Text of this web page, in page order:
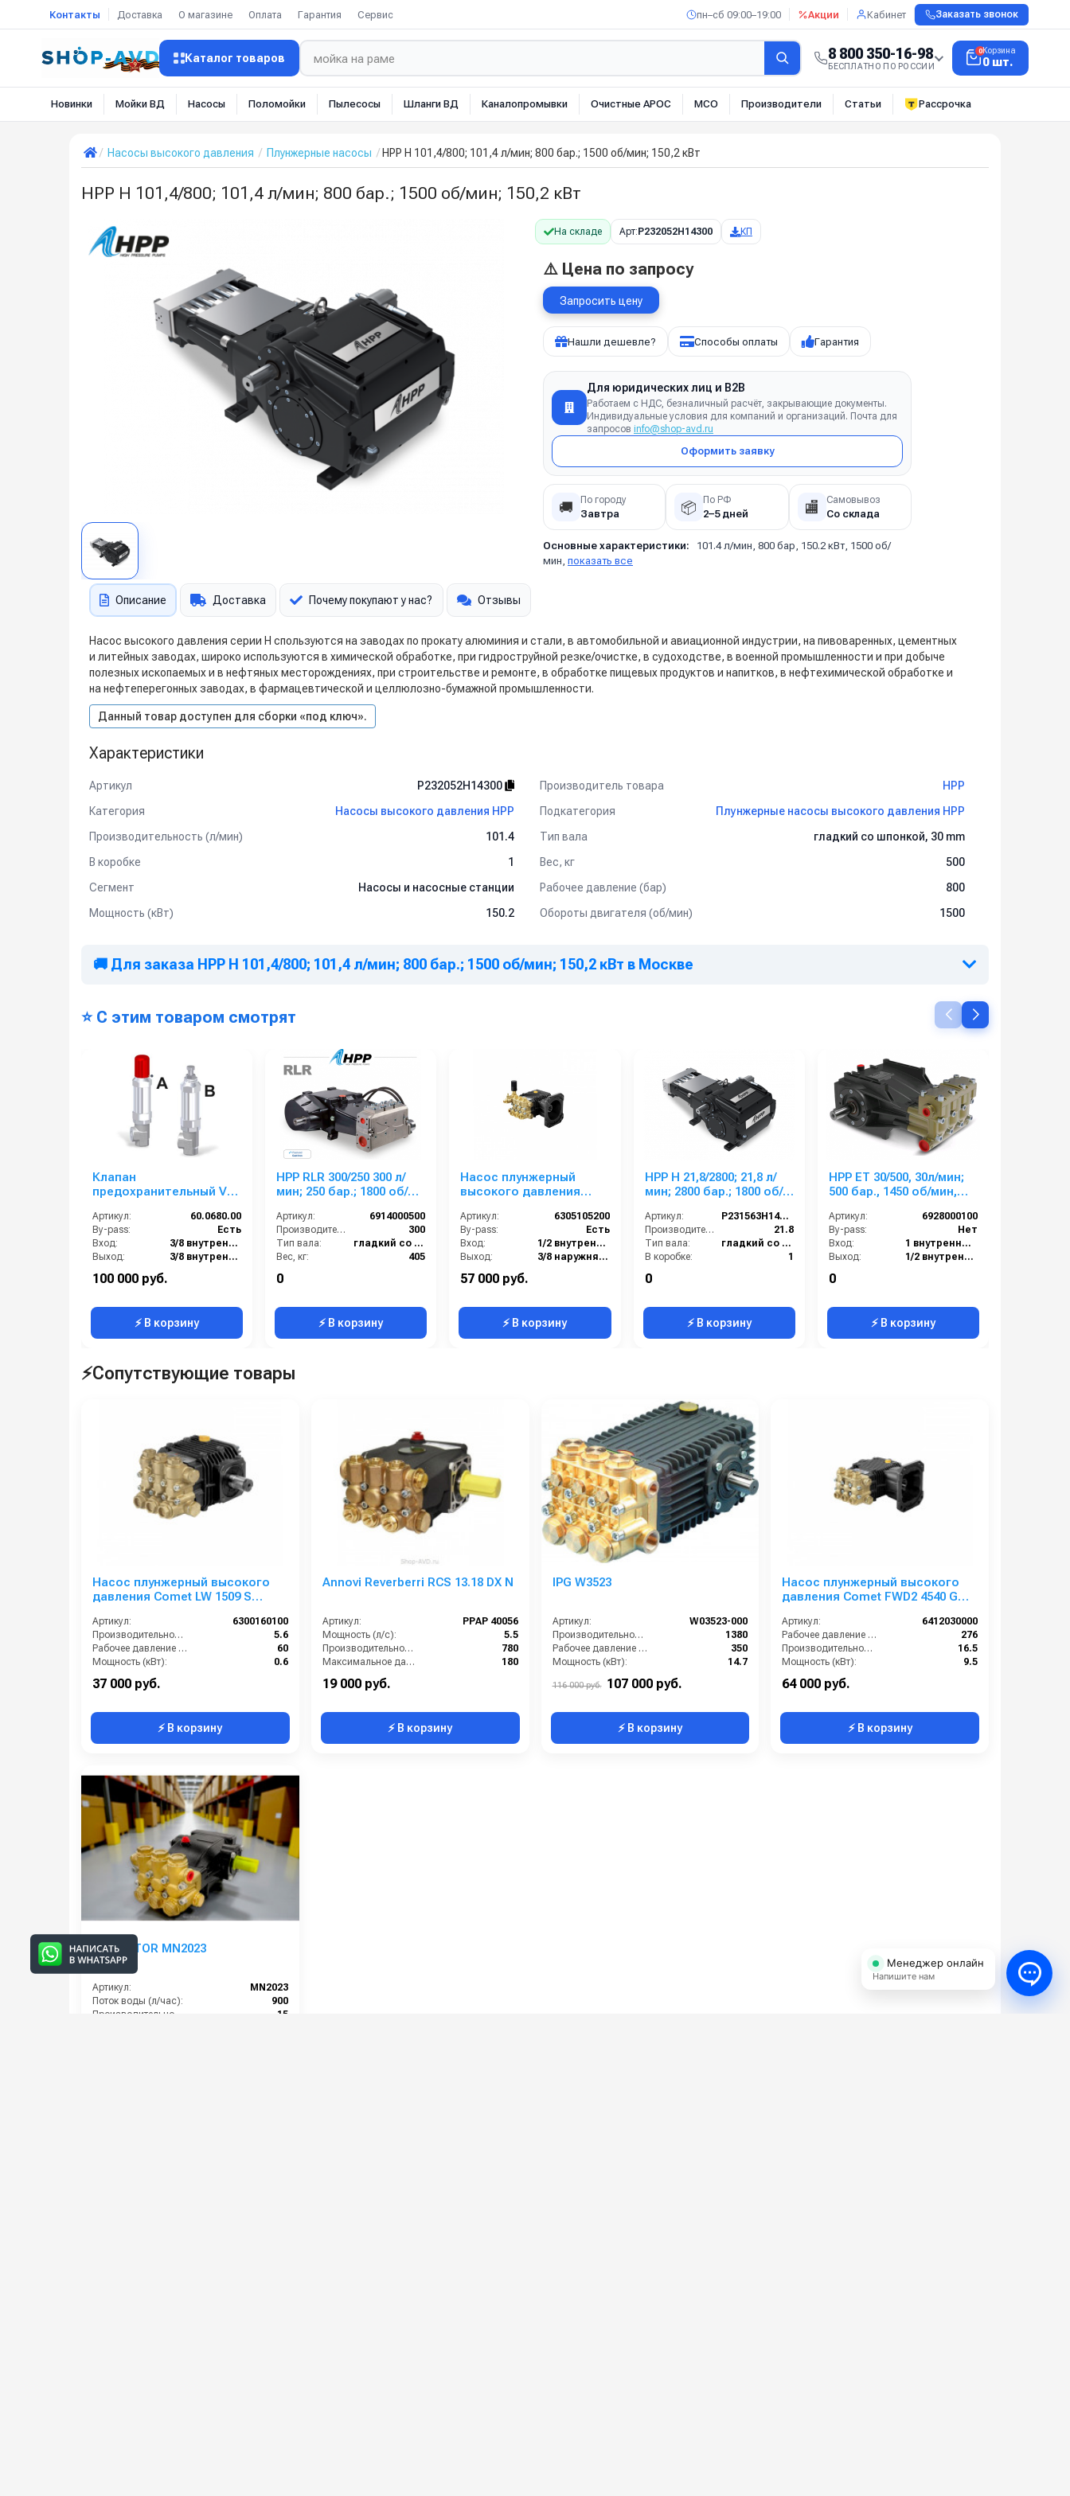
Контакты Доставка О магазине Оплата Гарантия Сервис пн–сб 09:00–19:00 Акции Кабинет Заказать звонок
Каталог товаров 8 800 350-16-98
БЕСПЛАТНО ПО РОССИИ
0Корзина
0 шт.
Новинки Мойки ВД Насосы Поломойки Пылесосы Шланги ВД Каналопромывки Очистные АРОС МСО Производители Статьи Рассрочка
Насосы высокого давления Плунжерные насосы HPP H 101,4/800; 101,4 л/мин; 800 бар.; 1500 об/мин; 150,2 кВт
HPP H 101,4/800; 101,4 л/мин; 800 бар.; 1500 об/мин; 150,2 кВт
На складе Арт: P232052H14300 КП
⚠️ Цена по запросу
Запросить цену
Нашли дешевле? Способы оплаты Гарантия
Для юридических лиц и B2B
Работаем с НДС, безналичный расчёт, закрывающие документы.
Индивидуальные условия для компаний и организаций. Почта для
запросов info@shop-avd.ru
Оформить заявку
🚚 По городу
Завтра 📦 По РФ
2–5 дней 🏬 Самовывоз
Со склада
Основные характеристики:
101.4 л/мин, 800 бар, 150.2 кВт, 1500 об/
мин, показать все
Описание Доставка Почему покупают у нас? Отзывы
Насос высокого давления серии H спользуются на заводах по прокату алюминия и стали, в автомобильной и авиационной индустрии, на пивоваренных, цементных
и литейных заводах, широко используются в химической обработке, при гидроструйной резке/очистке, в судоходстве, в военной промышленности и при добыче
полезных ископаемых и в нефтяных месторождениях, при строительстве и ремонте, в обработке пищевых продуктов и напитков, в нефтехимической обработке и
на нефтеперегонных заводах, в фармацевтической и целлюлозно-бумажной промышленности.
Данный товар доступен для сборки «под ключ».
Характеристики
Артикул P232052H14300 Производитель товара
HPP
Категория
Насосы высокого давления HPP Подкатегория
Плунжерные насосы высокого давления HPP
Производительность (л/мин)
101.4 Тип вала
гладкий со шпонкой, 30 mm
В коробке
1 Вес, кг
500
Сегмент
Насосы и насосные станции Рабочее давление (бар)
800
Мощность (кВт)
150.2 Обороты двигателя (об/мин) 1500
🚚 Для заказа HPP H 101,4/800; 101,4 л/мин; 800 бар.; 1500 об/мин; 150,2 кВт в Москве
⭐ С этим товаром смотрят
Клапан
предохранительный VS
мин 1000 бар
Артикул:
60.0680.00
By-pass:
Есть
Вход:
3/8 внутренняя резьба
Выход:
3/8 внутренняя резьба
Производительность (л/мин):
100 000 руб.
⚡ В корзину
HPP RLR 300/250 300 л/
мин; 250 бар.; 1800 об/
Артикул:
6914000500
Производительность (л/мин):
300
Тип вала:
гладкий со шпонкой
Вес, кг:
405
0
⚡ В корзину
Насос плунжерный
высокого давления
(13/276) 3400 об/мин.Ø
1”п.в.
Артикул:
6305105200
By-pass:
Есть
Вход:
1/2 внутренняя резьба
Выход:
3/8 наружняя резьба
Производительность (л/мин):
57 000 руб.
⚡ В корзину
HPP H 21,8/2800; 21,8 л/
мин; 2800 бар.; 1800 об/
Артикул:
P231563H14160
Производительность (л/мин):
21.8
Тип вала:
гладкий со шпонкой, 16 mm
В коробке:
1
Сегмент:
0
⚡ В корзину
HPP ET 30/500, 30л/мин;
500 бар., 1450 об/мин,
Артикул:
6928000100
By-pass:
Нет
Вход:
1 внутренняя резьба
Выход:
1/2 внутренняя резьба
0
⚡ В корзину
⚡Сопутствующие товары
Насос плунжерный высокого
давления Comet LW 1509 S
Артикул:
6300160100
Производительность (л/мин):
5.6
Рабочее давление (бар):
60
Мощность (кВт):
0.6
37 000 руб.
⚡ В корзину
Annovi Reverberri RCS 13.18 DX N
Артикул:
PPAP 40056
Мощность (л/с):
5.5
Производительность (л/ч):
780
Максимальное давление воды (бар):
180
19 000 руб.
⚡ В корзину
IPG W3523
Артикул:
W03523-000
Производительность (л/ч):
1380
Рабочее давление (бар):
350
Мощность (кВт):
14.7
116 000 руб. 107 000 руб.
⚡ В корзину
Насос плунжерный высокого
давления Comet FWD2 4540 G
Артикул:
6412030000
Рабочее давление (бар):
276
Производительность (л/мин):
16.5
Мощность (кВт):
9.5
64 000 руб.
⚡ В корзину
Насос TOR MN2023
Артикул:
MN2023
Поток воды (л/час):
900
15
Менеджер онлайн
Напишите нам